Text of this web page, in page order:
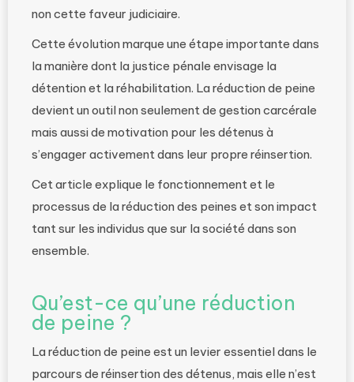
non cette faveur judiciaire.
Cette évolution marque une étape importante dans
la manière dont la justice pénale envisage la
détention et la réhabilitation. La réduction de peine
devient un outil non seulement de gestion carcérale
mais aussi de motivation pour les détenus à
s’engager activement dans leur propre réinsertion.
Cet article explique le fonctionnement et le
processus de la réduction des peines et son impact
tant sur les individus que sur la société dans son
ensemble.
Qu’est-ce qu’une réduction
de peine ?
La réduction de peine est un levier essentiel dans le
parcours de réinsertion des détenus, mais elle n’est